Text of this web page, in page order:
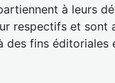
à leurs
respectifs et sont
des fins éditoriales